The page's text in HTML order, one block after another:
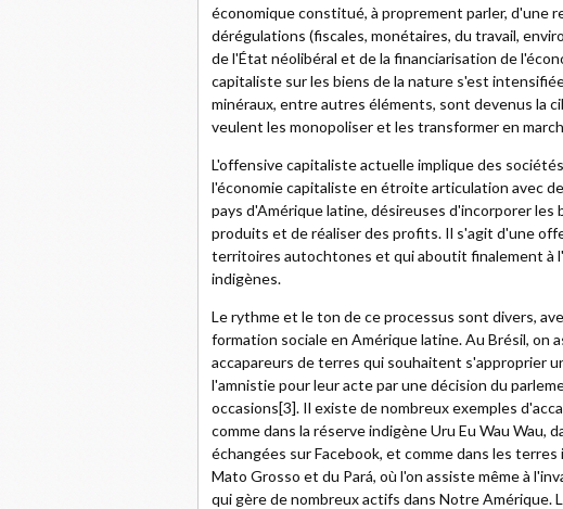
économique constitué, à proprement parler, d'une
dérégulations (fiscales, monétaires, du travail,
de l'État néolibéral et de la financiarisation de
capitaliste sur les biens de la nature s'est
minéraux, entre autres éléments, sont devenus la
veulent les monopoliser et les transformer en
L'offensive capitaliste actuelle implique des
l'économie capitaliste en étroite articulation avec
pays d'Amérique latine, désireuses d'incorporer
produits et de réaliser des profits. Il s'agit d'une
territoires autochtones et qui aboutit finalement à
indigènes.
Le rythme et le ton de ce processus sont divers,
formation sociale en Amérique latine. Au Brésil, on
accapareurs de terres qui souhaitent s'approprier
l'amnistie pour leur acte par une décision du
occasions[3]. Il existe de nombreux exemples
comme dans la réserve indigène Uru Eu Wau Wau,
échangées sur Facebook, et comme dans les
Mato Grosso et du Pará, où l'on assiste même à
qui gère de nombreux actifs dans Notre